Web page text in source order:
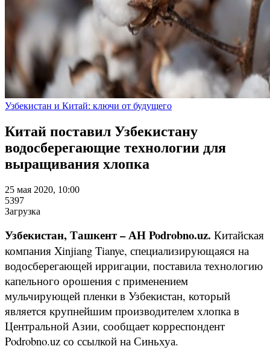
Узбекистан и Китай: ключи от будущего
Китай поставил Узбекистану
водосберегающие технологии для
выращивания хлопка
25 мая 2020, 10:00
5397
Загрузка
Узбекистан, Ташкент – АН Podrobno.uz. Китайская
компания Xinjiang Tianye, специализирующаяся на
водосберегающей ирригации, поставила технологию
капельного орошения с применением
мульчирующей пленки в Узбекистан, который
является крупнейшим производителем хлопка в
Центральной Азии, сообщает корреспондент
Podrobno.uz со ссылкой на Синьхуа.